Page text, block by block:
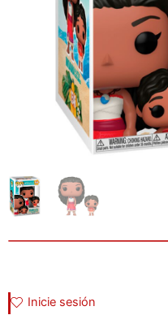
Inicie sesión